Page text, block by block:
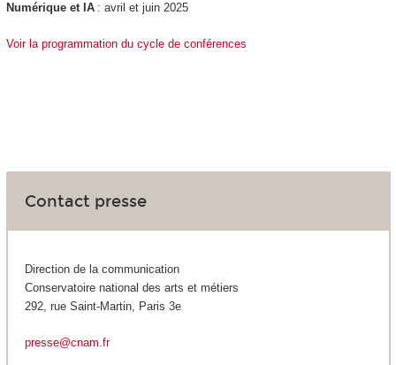
Numérique et IA: avril et juin 2025
Voir la programmation du cycle de conférences
Contact presse
Direction de la communication
Conservatoire national des arts et métiers
292, rue Saint-Martin, Paris 3e
presse@cnam.fr